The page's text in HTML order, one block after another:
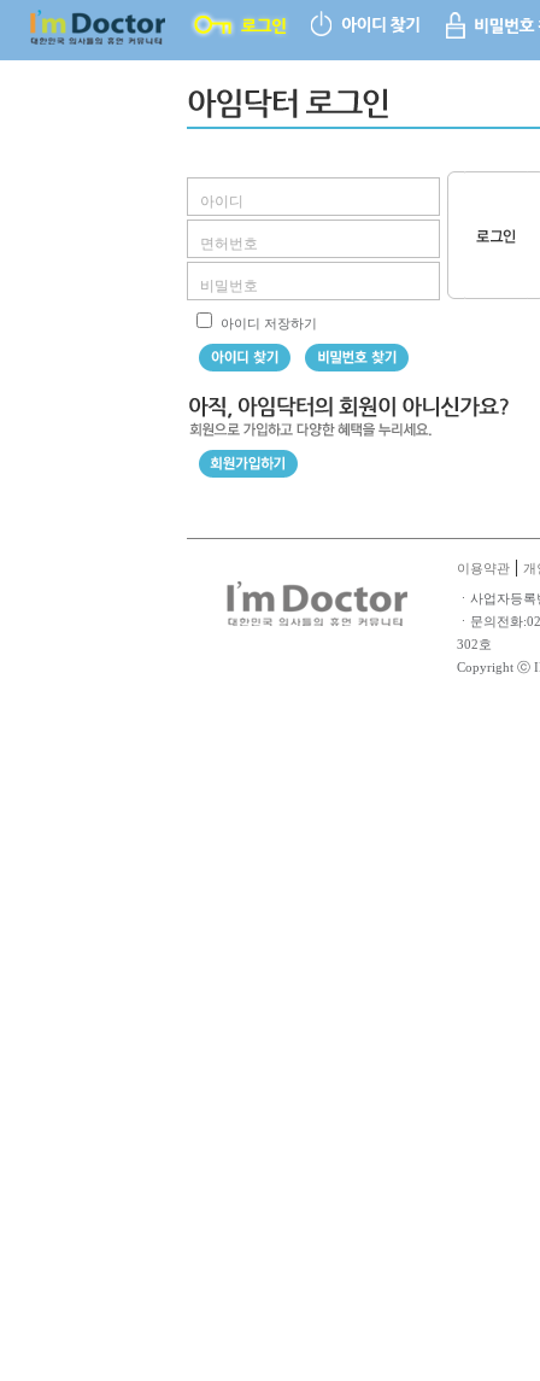
아이디 저장하기
이용약관 | 개
ㆍ사업자등
ㆍ문의전화
302호
Copyright ⓒ